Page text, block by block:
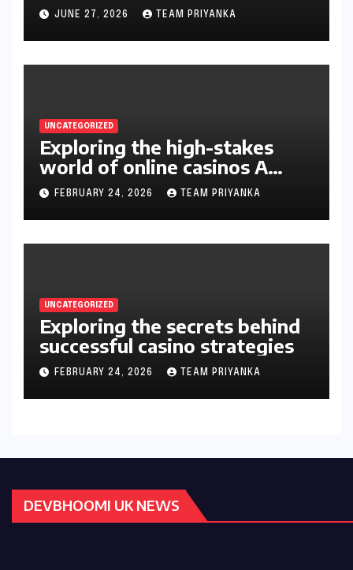
JUNE 27, 2026 TEAM PRIYANKA
UNCATEGORIZED
Exploring the high-stakes
world of online casinos A
gambler’s guide
FEBRUARY 24, 2026 TEAM PRIYANKA
UNCATEGORIZED
Exploring the secrets behind
successful casino strategies
FEBRUARY 24, 2026 TEAM PRIYANKA
DEVBHOOMI UK NEWS